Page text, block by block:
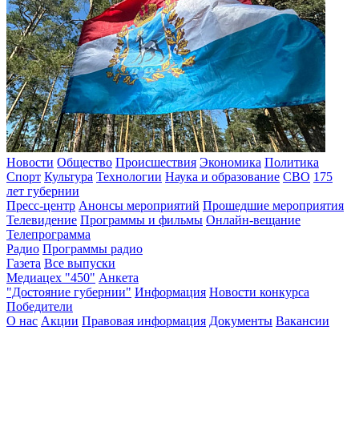
Новости Общество Происшествия Экономика Политика
Спорт Культура Технологии Наука и образование СВО 175
лет губернии
Пресс-центр Анонсы мероприятий Прошедшие мероприятия
Телевидение Программы и фильмы Онлайн-вещание
Телепрограмма
Радио Программы радио
Газета Все выпуски
Медиацех "450" Анкета
"Достояние губернии" Информация Новости конкурса
Победители
О нас Акции Правовая информация Документы Вакансии